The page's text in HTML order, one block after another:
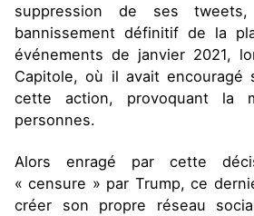
suppression de ses
bannissement définitif de la
événements de janvier 2021,
Capitole, où il avait encouragé
cette action, provoquant la
personnes.
Alors enragé par cette
« censure » par Trump, ce
créer son propre réseau